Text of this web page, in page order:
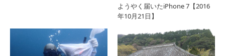
ようやく届いたiPhone 7【2016
年10月21日】